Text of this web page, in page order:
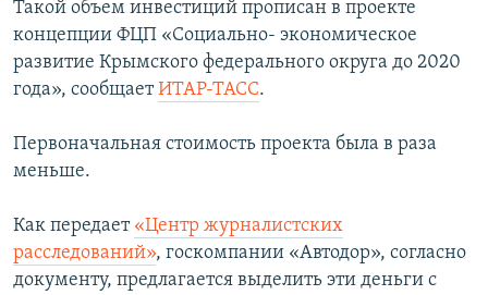
ПОБЕДИТЕЛЕЙ НЕ СУДЯТ?
КРЫМ.НЕПОКОРЕННЫЙ
УКРАИНСКАЯ ПРОБЛЕМА КРЫМА
ПРИСОЕДИНЯЙТЕСЬ!
Такой объем инвестиций прописан в проекте
концепции ФЦП «Социально- экономическое
развитие Крымского федерального округа до 2020
года», сообщаетИТАР-ТАСС.
Первоначальная стоимость проекта была в раза
меньше.
Как передает «Центр журналистских
расследований», госкомпании «Автодор», согласно
документу, предлагается выделить эти деньги с